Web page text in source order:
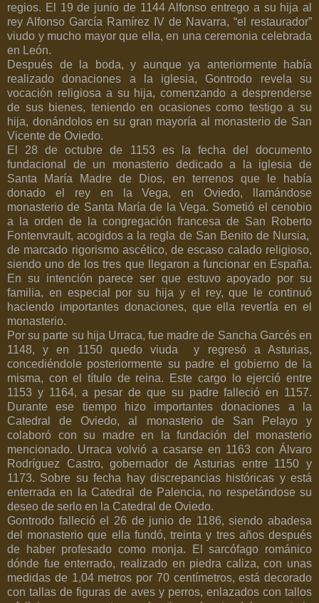
regios. El 19 de junio de 1144 Alfonso entrego a su hija al
rey Alfonso García Ramírez IV de Navarra, “el restaurador”
viudo y mucho mayor que ella, en una ceremonia celebrada
en León.
Después de la boda, y aunque ya anteriormente había
realizado donaciones a la iglesia, Gontrodo revela su
vocación religiosa a su hija, comenzando a desprenderse
de sus bienes, teniendo en ocasiones como testigo a su
hija, donándolos en su gran mayoría al monasterio de San
Vicente de Oviedo.
El 28 de octubre de 1153 es la fecha del documento
fundacional de un monasterio dedicado a la iglesia de
Santa María Madre de Dios, en terrenos que le había
donado el rey en la Vega, en Oviedo, llamándose
monasterio de Santa María de la Vega. Sometió el cenobio
a la orden de la congregación francesa de San Roberto
Fontenvrault, acogidos a la regla de San Benito de Nursia,
de marcado rigorismo ascético, de escaso calado religioso,
siendo uno de los tres que llegaron a funcionar en España.
En su intención parece ser que estuvo apoyado por su
familia, en especial por su hija y el rey, que le continuó
haciendo importantes donaciones, que ella revertía en el
monasterio.
Por su parte su hija Urraca, fue madre de Sancha Garcés en
1148, y en 1150 quedo viuda
y regresó a Asturias,
concediéndole posteriormente su padre el gobierno de la
misma, con el título de reina. Este cargo lo ejerció entre
1153 y 1164, a pesar de que su padre falleció en 1157.
Durante ese tiempo hizo importantes donaciones a la
Catedral de Oviedo, al monasterio de San Pelayo y
colaboró con su madre en la fundación del monasterio
mencionado. Urraca volvió a casarse en 1163 con Álvaro
Rodríguez Castro, gobernador de Asturias entre 1150 y
1173. Sobre su fecha hay discrepancias históricas y está
enterrada en la Catedral de Palencia, no respetándose su
deseo de serlo en la Catedral de Oviedo.
Gontrodo falleció el 26 de junio de 1186, siendo abadesa
del monasterio que ella fundó, treinta y tres años después
de haber profesado como monja. El sarcófago románico
dónde fue enterrado, realizado en piedra caliza, con unas
medidas de 1,04 metros por 70 centímetros, está decorado
con tallas de figuras de aves y perros, enlazados con tallos